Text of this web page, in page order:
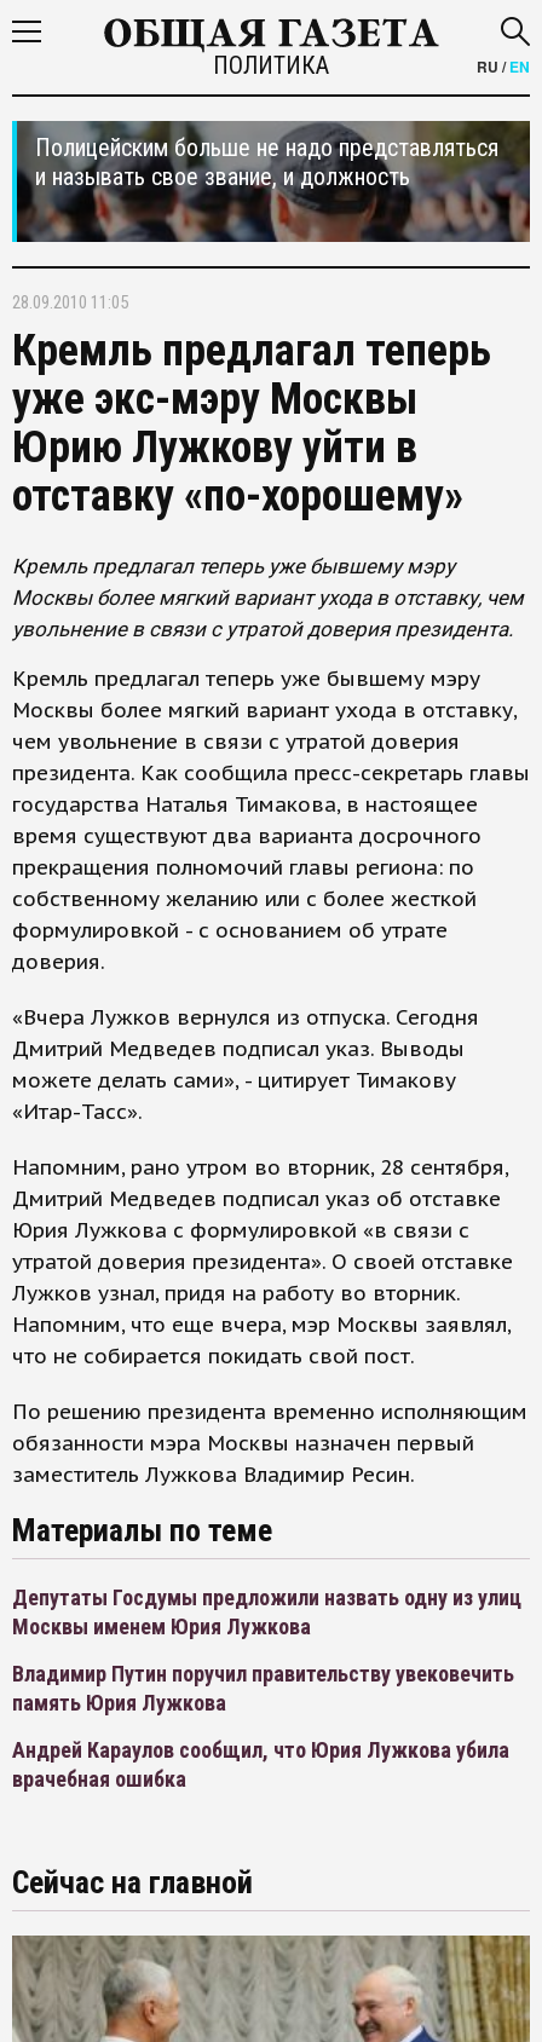
ПОЛИТИКА RU /EN
Полицейским больше не надо представляться
и называть свое звание, и должность
28.09.2010 11:05
Кремль предлагал теперь
уже экс-мэру Москвы
Юрию Лужкову уйти в
отставку «по-хорошему»
Кремль предлагал теперь уже бывшему мэру
Москвы более мягкий вариант ухода в отставку, чем
увольнение в связи с утратой доверия президента.
Кремль предлагал теперь уже бывшему мэру
Москвы более мягкий вариант ухода в отставку,
чем увольнение в связи с утратой доверия
президента. Как сообщила пресс-секретарь главы
государства Наталья Тимакова, в настоящее
время существуют два варианта досрочного
прекращения полномочий главы региона: по
собственному желанию или с более жесткой
формулировкой - с основанием об утрате
доверия.
«Вчера Лужков вернулся из отпуска. Сегодня
Дмитрий Медведев подписал указ. Выводы
можете делать сами», - цитирует Тимакову
«Итар-Тасс».
Напомним, рано утром во вторник, 28 сентября,
Дмитрий Медведев подписал указ об отставке
Юрия Лужкова с формулировкой «в связи с
утратой доверия президента». О своей отставке
Лужков узнал, придя на работу во вторник.
Напомним, что еще вчера, мэр Москвы заявлял,
что не собирается покидать свой пост.
По решению президента временно исполняющим
обязанности мэра Москвы назначен первый
заместитель Лужкова Владимир Ресин.
Материалы по теме
Депутаты Госдумы предложили назвать одну из улиц
Москвы именем Юрия Лужкова
Владимир Путин поручил правительству увековечить
память Юрия Лужкова
Андрей Караулов сообщил, что Юрия Лужкова убила
врачебная ошибка
Сейчас на главной